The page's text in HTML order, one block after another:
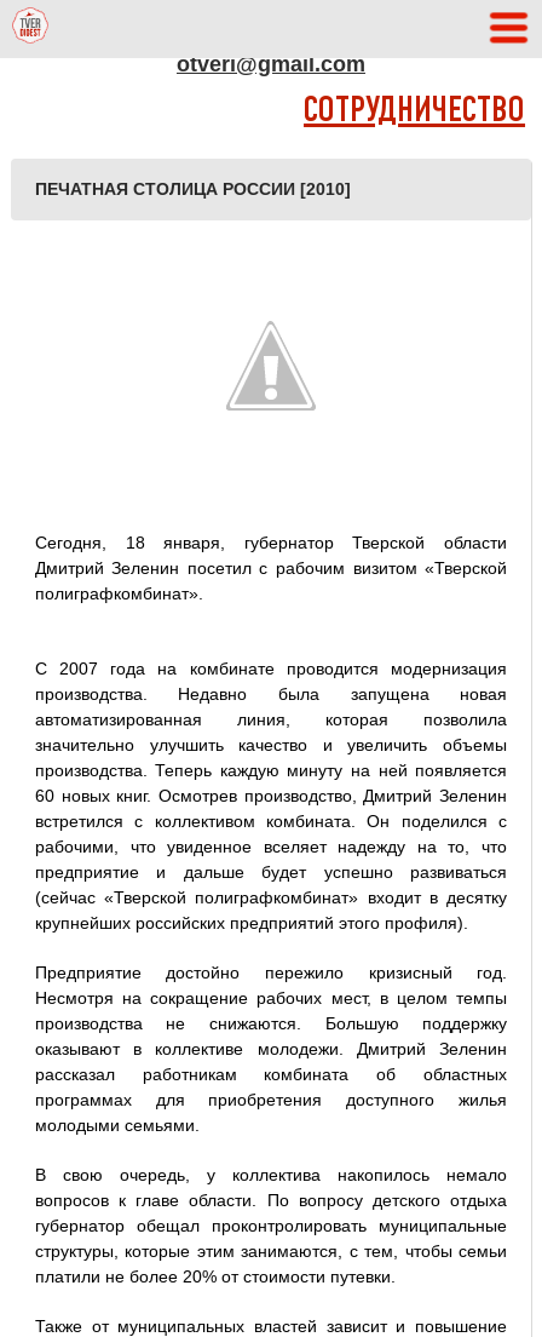
otveri@gmail.com
СОТРУДНИЧЕСТВО
ПЕЧАТНАЯ СТОЛИЦА РОССИИ [2010]
Сегодня, 18 января, губернатор Тверской области
Дмитрий Зеленин посетил с рабочим визитом «Тверской
полиграфкомбинат».
С 2007 года на комбинате проводится модернизация
производства. Недавно была запущена новая
автоматизированная линия, которая позволила
значительно улучшить качество и увеличить объемы
производства. Теперь каждую минуту на ней появляется
60 новых книг. Осмотрев производство, Дмитрий Зеленин
встретился с коллективом комбината. Он поделился с
рабочими, что увиденное вселяет надежду на то, что
предприятие и дальше будет успешно развиваться
(сейчас «Тверской полиграфкомбинат» входит в десятку
крупнейших российских предприятий этого профиля).
Предприятие достойно пережило кризисный год.
Несмотря на сокращение рабочих мест, в целом темпы
производства не снижаются. Большую поддержку
оказывают в коллективе молодежи. Дмитрий Зеленин
рассказал работникам комбината об областных
программах для приобретения доступного жилья
молодыми семьями.
В свою очередь, у коллектива накопилось немало
вопросов к главе области. По вопросу детского отдыха
губернатор обещал проконтролировать муниципальные
структуры, которые этим занимаются, с тем, чтобы семьи
платили не более 20% от стоимости путевки.
Также от муниципальных властей зависит и повышение